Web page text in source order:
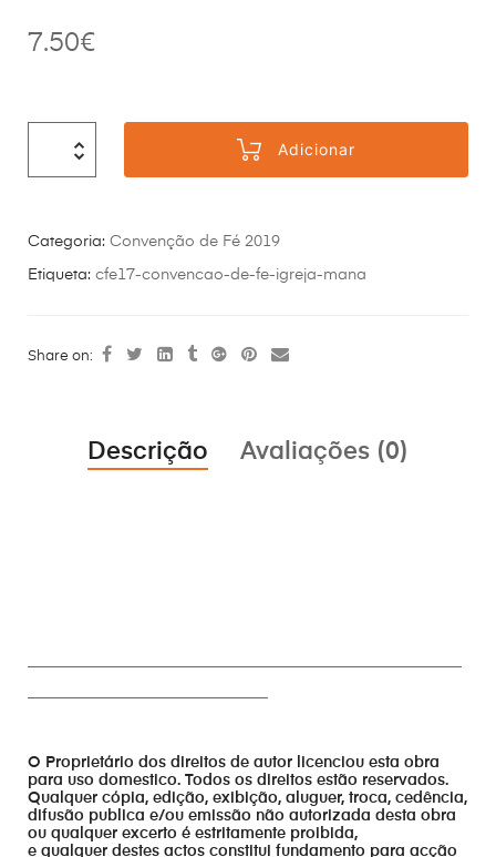
7.50€
Adicionar
Categoria: Convenção de Fé 2019
Etiqueta: cfe17-convencao-de-fe-igreja-mana
Share on:
Descrição Avaliações (0)
O Proprietário dos direitos de autor licenciou esta obra
para uso domestico. Todos os direitos estão reservados.
Qualquer cópia, edição, exibição, aluguer, troca, cedência,
difusão publica e/ou emissão não autorizada desta obra
ou qualquer excerto é estritamente proibida,
e qualquer destes actos constitui fundamento para acção